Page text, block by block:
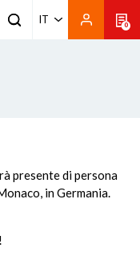
IT 0
presente di persona
in Germania.
!